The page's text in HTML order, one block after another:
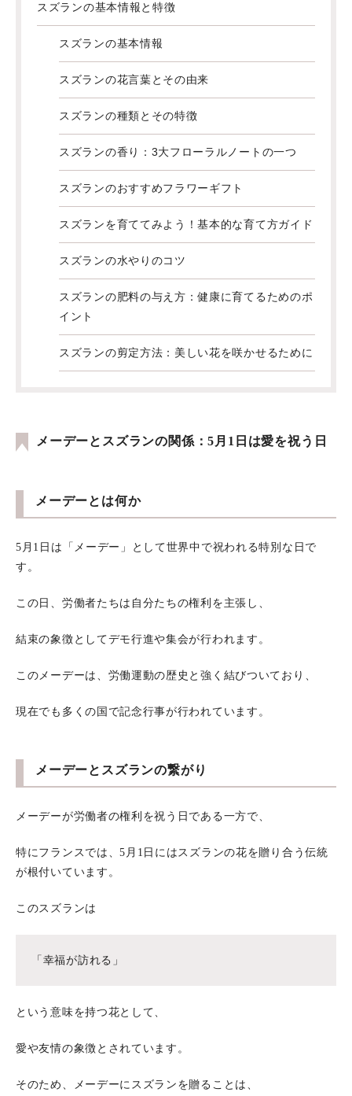
スズランの基本情報と特徴
スズランの基本情報
スズランの花言葉とその由来
スズランの種類とその特徴
スズランの香り：3大フローラルノートの一つ
スズランのおすすめフラワーギフト
スズランを育ててみよう！基本的な育て方ガイド
スズランの水やりのコツ
スズランの肥料の与え方：健康に育てるためのポ
イント
スズランの剪定方法：美しい花を咲かせるために
メーデーとスズランの関係：5月1日は愛を祝う日
メーデーとは何か
5月1日は「メーデー」として世界中で祝われる特別な日で
す。
この日、労働者たちは自分たちの権利を主張し、
結束の象徴としてデモ行進や集会が行われます。
このメーデーは、労働運動の歴史と強く結びついており、
現在でも多くの国で記念行事が行われています。
メーデーとスズランの繋がり
メーデーが労働者の権利を祝う日である一方で、
特にフランスでは、5月1日にはスズランの花を贈り合う伝統
が根付いています。
このスズランは
「幸福が訪れる」
という意味を持つ花として、
愛や友情の象徴とされています。
そのため、メーデーにスズランを贈ることは、